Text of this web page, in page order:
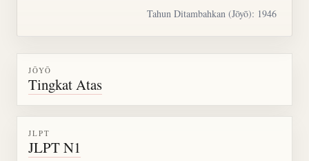
Tahun Ditambahkan (Jōyō): 1946
JŌYŌ
Tingkat Atas
JLPT
JLPT N1